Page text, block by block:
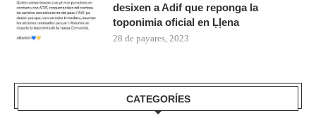
desixen a Adif que reponga la
toponimia oficial en Ḷḷena
28 de payares, 2023
CATEGORÍES